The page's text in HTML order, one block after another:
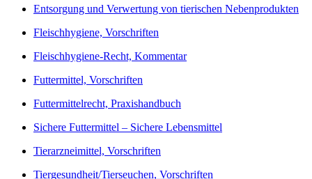
Entsorgung und Verwertung von tierischen Nebenprodukten
Fleischhygiene, Vorschriften
Fleischhygiene-Recht, Kommentar
Futtermittel, Vorschriften
Futtermittelrecht, Praxishandbuch
Sichere Futtermittel – Sichere Lebensmittel
Tierarzneimittel, Vorschriften
Tiergesundheit/Tierseuchen, Vorschriften